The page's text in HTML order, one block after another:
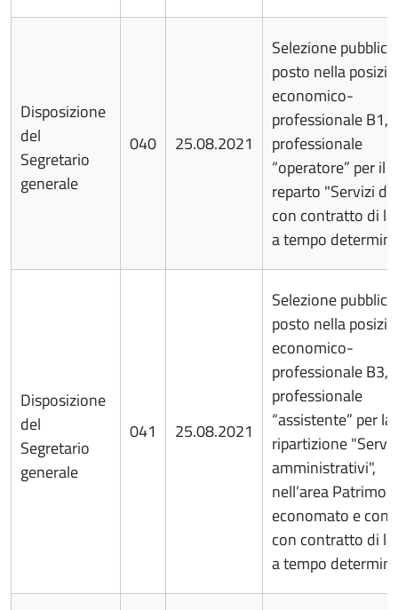
Disposizione
del
Segretario
generale
040 25.08.2021
Selezione
posto nella
economico-
professionale B1,
professionale
“operatore” per il
reparto "Servizi
con contratto di
a tempo
Disposizione
del
Segretario
generale
041 25.08.2021
Selezione
posto nella
economico-
professionale B3,
professionale
“assistente” per la
ripartizione
amministrativi",
nell’area
economato e
con contratto di
a tempo